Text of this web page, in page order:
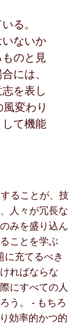
る。
いないか
のと見
には、
を表し
変わり
て機能
ることが、技
人々が冗長な
みを盛り込ん
ことを学ぶ
充てるべき
ればならな
にすべての人
う。 - もちろ
効率的かつ的